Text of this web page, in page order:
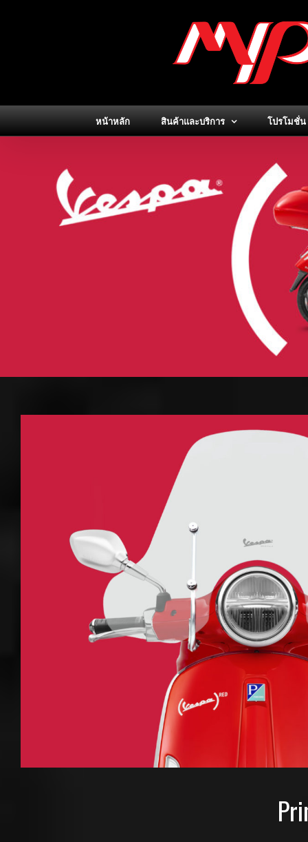
หน้าหลัก สินค้าและบริการ โปรโมชั่น